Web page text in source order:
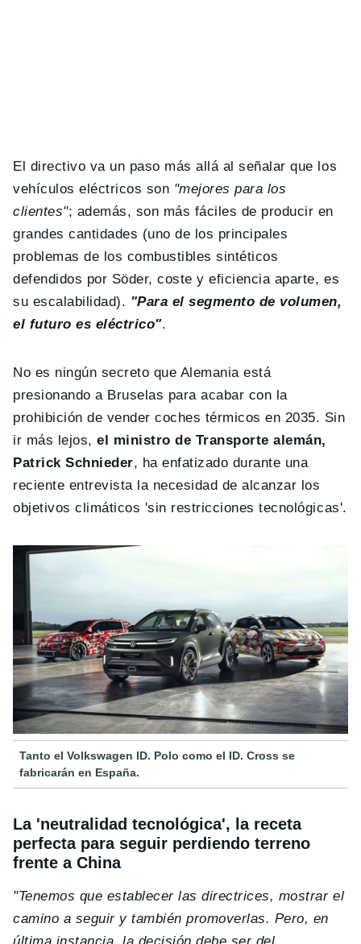
El directivo va un paso más allá al señalar que los
vehículos eléctricos son "mejores para los
clientes"; además, son más fáciles de producir en
grandes cantidades (uno de los principales
problemas de los combustibles sintéticos
defendidos por Söder, coste y eficiencia aparte, es
su escalabilidad). "Para el segmento de volumen,
el futuro es eléctrico".
No es ningún secreto que Alemania está
presionando a Bruselas para acabar con la
prohibición de vender coches térmicos en 2035. Sin
ir más lejos,el ministro de Transporte alemán,
Patrick Schnieder, ha enfatizado durante una
reciente entrevista la necesidad de alcanzar los
objetivos climáticos 'sin restricciones tecnológicas'.
Tanto el Volkswagen ID. Polo como el ID. Cross se
fabricarán en España.
La 'neutralidad tecnológica', la receta
perfecta para seguir perdiendo terreno
frente a China
"Tenemos que establecer las directrices, mostrar el
camino a seguir y también promoverlas. Pero, en